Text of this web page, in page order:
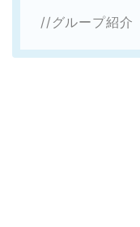
//グループ紹介